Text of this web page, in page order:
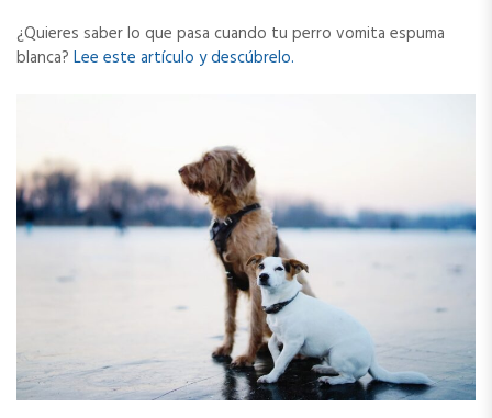
¿Quieres saber lo que pasa cuando tu perro vomita espuma
blanca? Lee este artículo y descúbrelo.